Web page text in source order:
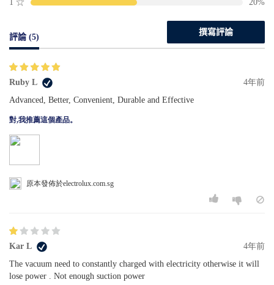
1 ☆ 20%
評論 (5)
撰寫評論
Ruby L
4年前
Advanced, Better, Convenient, Durable and Effective
對,我推薦這個產品。
原本發佈於electrolux.com.sg
Kar L
4年前
The vacuum need to constantly charged with electricity otherwise it will
lose power . Not enough suction power